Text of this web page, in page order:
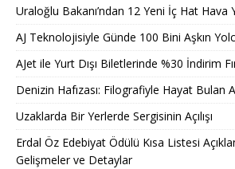
Uraloğlu Bakanı’ndan 12 Yeni İç Hat
AJ Teknolojisiyle Günde 100 Bini Aşkın
AJet ile Yurt Dışı Biletlerinde %30 İndirim
Denizin Hafızası: Filografiyle Hayat Bulan
Uzaklarda Bir Yerlerde Sergisinin Açılışı
Erdal Öz Edebiyat Ödülü Kısa Listesi
Gelişmeler ve Detaylar